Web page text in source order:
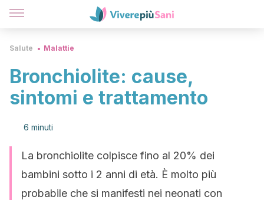
Salute Malattie
Bronchiolite: cause,
sintomi e trattamento
6 minuti
La bronchiolite colpisce fino al 20% dei
bambini sotto i 2 anni di età. È molto più
probabile che si manifesti nei neonati con